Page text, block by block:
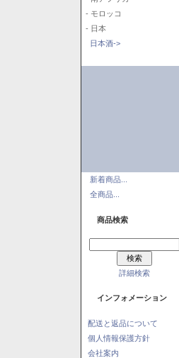
- モロッコ
- 日本
日本酒->
新着商品...
全商品...
商品検索
詳細検索
インフォメーション
配送と返品について
個人情報保護方針
会社案内